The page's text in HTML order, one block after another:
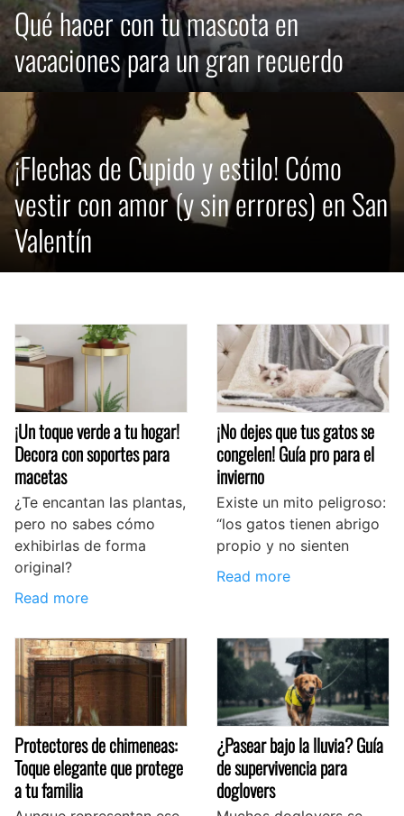
Qué hacer con tu mascota en
vacaciones para un gran recuerdo
¡Flechas de Cupido y estilo! Cómo
vestir con amor (y sin errores) en San
Valentín
¡Un toque verde a tu hogar!
Decora con soportes para
macetas
¿Te encantan las plantas,
pero no sabes cómo
exhibirlas de forma
original?
Read more
¡No dejes que tus gatos se
congelen! Guía pro para el
invierno
Existe un mito peligroso:
“los gatos tienen abrigo
propio y no sienten
Read more
Protectores de chimeneas:
Toque elegante que protege
a tu familia
¿Pasear bajo la lluvia? Guía
de supervivencia para
doglovers